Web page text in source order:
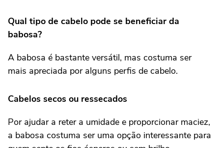
Qual tipo de cabelo pode se beneficiar da
babosa?
A babosa é bastante versátil, mas costuma ser
mais apreciada por alguns perfis de cabelo.
Cabelos secos ou ressecados
Por ajudar a reter a umidade e proporcionar maciez,
a babosa costuma ser uma opção interessante para